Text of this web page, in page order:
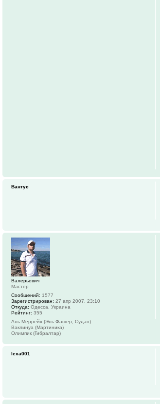
Вантус
Валерьевич
Мастер
Сообщений: 1577
Зарегистрирован: 27 апр 2007, 23:10
Откуда: Одесса, Украина
Рейтинг: 355
Аль-Меррейх (Эль-Фашер, Судан)
Ваклинуа (Мартиника)
Олимпик (Гибралтар)
lexa001